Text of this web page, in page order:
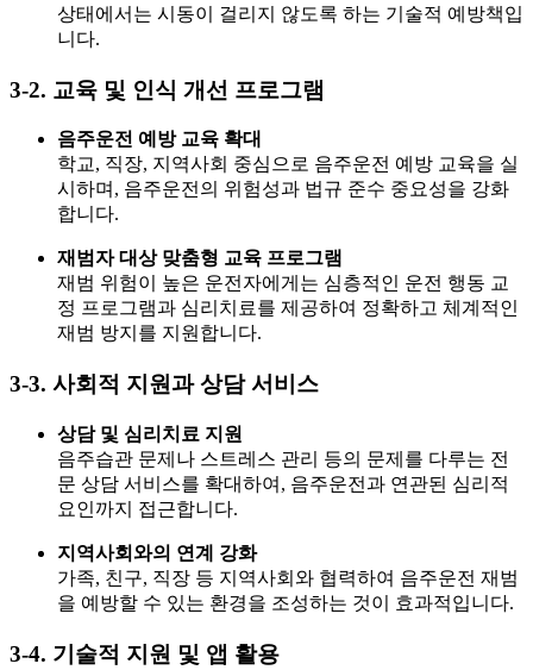
상태에서는 시동이 걸리지 않도록 하는 기술적 예방책입
니다.
3-2. 교육 및 인식 개선 프로그램
음주운전 예방 교육 확대
학교, 직장, 지역사회 중심으로 음주운전 예방 교육을 실
시하며, 음주운전의 위험성과 법규 준수 중요성을 강화
합니다.
재범자 대상 맞춤형 교육 프로그램
재범 위험이 높은 운전자에게는 심층적인 운전 행동 교
정 프로그램과 심리치료를 제공하여 정확하고 체계적인
재범 방지를 지원합니다.
3-3. 사회적 지원과 상담 서비스
상담 및 심리치료 지원
음주습관 문제나 스트레스 관리 등의 문제를 다루는 전
문 상담 서비스를 확대하여, 음주운전과 연관된 심리적
요인까지 접근합니다.
지역사회와의 연계 강화
가족, 친구, 직장 등 지역사회와 협력하여 음주운전 재범
을 예방할 수 있는 환경을 조성하는 것이 효과적입니다.
3-4. 기술적 지원 및 앱 활용